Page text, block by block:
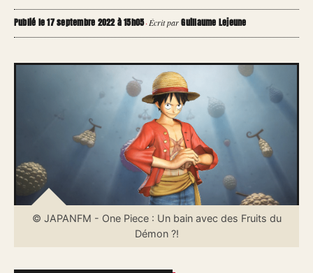
Publié le 17 septembre 2022 à 15h05·Écrit parGuillaume Lejeune
© JAPANFM - One Piece : Un bain avec des Fruits du
Démon ?!